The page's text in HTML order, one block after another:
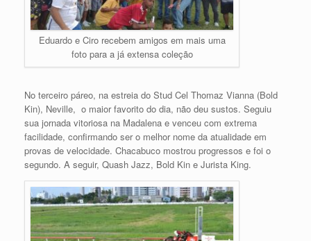
Eduardo e Ciro recebem amigos em mais uma
foto para a já extensa coleção
No terceiro páreo, na estreia do Stud Cel Thomaz Vianna (Bold
Kin), Neville, o maior favorito do dia, não deu sustos. Seguiu
sua jornada vitoriosa na Madalena e venceu com extrema
facilidade, confirmando ser o melhor nome da atualidade em
provas de velocidade. Chacabuco mostrou progressos e foi o
segundo. A seguir, Quash Jazz, Bold Kin e Jurista King.